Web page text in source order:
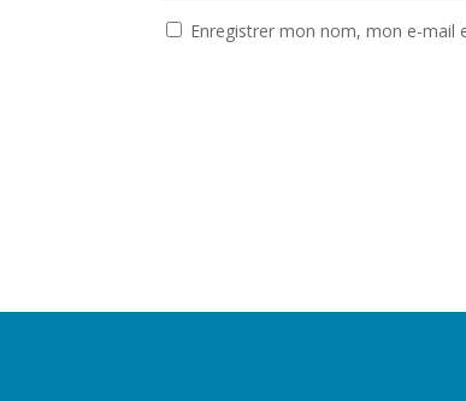
Enregistrer mon nom, mon e-mail